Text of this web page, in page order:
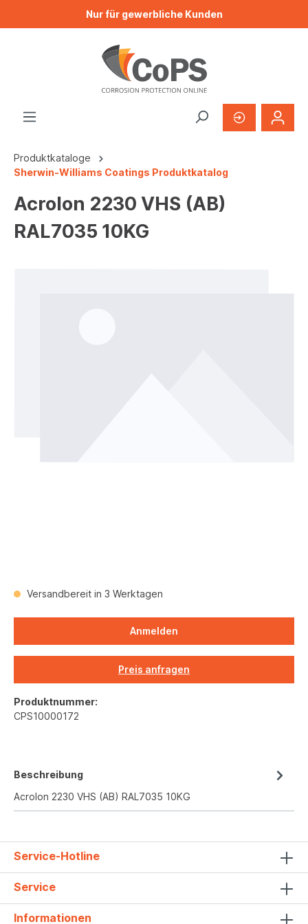
Nur für gewerbliche Kunden
Produktkataloge
Sherwin-Williams Coatings Produktkatalog
Acrolon 2230 VHS (AB)
RAL7035 10KG
Versandbereit in 3 Werktagen
Anmelden
Preis anfragen
Produktnummer:
CPS10000172
Beschreibung
Acrolon 2230 VHS (AB) RAL7035 10KG
Service-Hotline
Service
Informationen